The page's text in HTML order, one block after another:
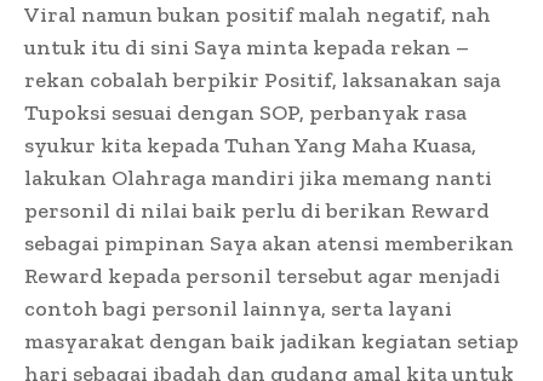
Viral namun bukan positif malah negatif, nah
untuk itu di sini Saya minta kepada rekan –
rekan cobalah berpikir Positif, laksanakan saja
Tupoksi sesuai dengan SOP, perbanyak rasa
syukur kita kepada Tuhan Yang Maha Kuasa,
lakukan Olahraga mandiri jika memang nanti
personil di nilai baik perlu di berikan Reward
sebagai pimpinan Saya akan atensi memberikan
Reward kepada personil tersebut agar menjadi
contoh bagi personil lainnya, serta layani
masyarakat dengan baik jadikan kegiatan setiap
hari sebagai ibadah dan gudang amal kita untuk